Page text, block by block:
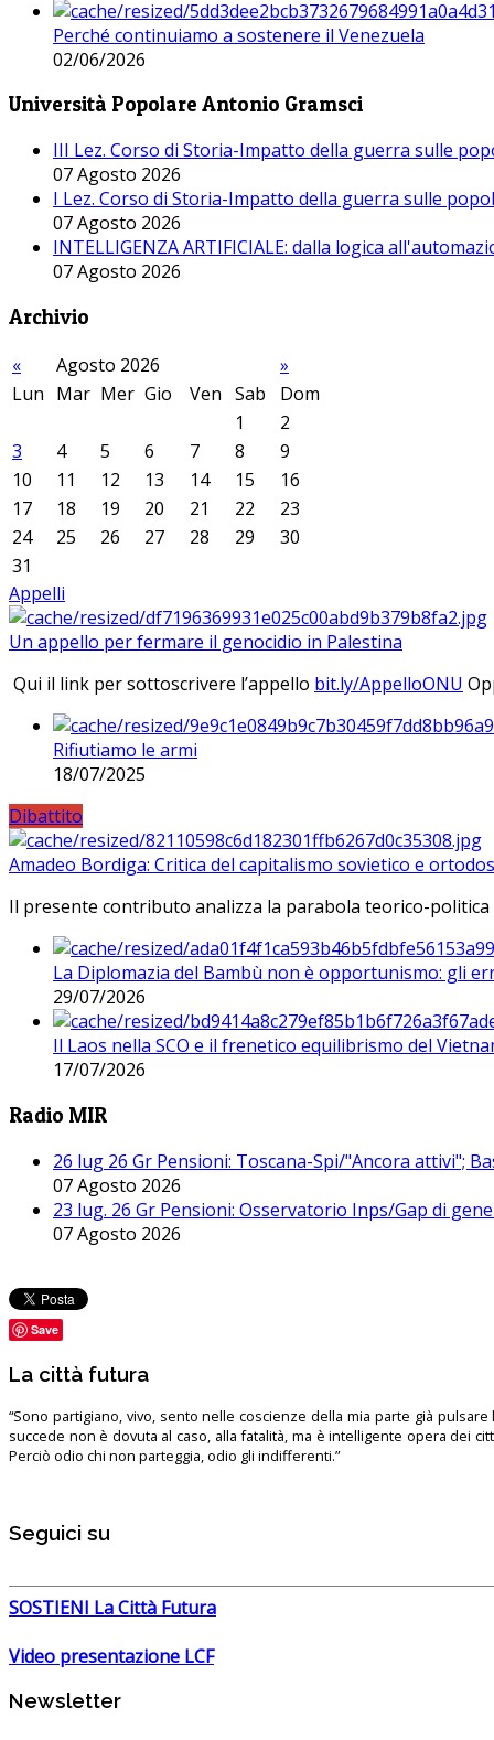
Perché continuiamo a sostenere il Venezuela
02/06/2026
Università Popolare Antonio Gramsci
III Lez. Corso di Storia-Impatto della guerra sulle
07 Agosto 2026
I Lez. Corso di Storia-Impatto della guerra sulle
07 Agosto 2026
INTELLIGENZA ARTIFICIALE: dalla logica
07 Agosto 2026
Archivio
« Agosto 2026
»
Lun Mar Mer Gio Ven Sab
Dom
1
2
3
4 5 6 7 8
9
10
11 12 13 14 15
16
17
18 19 20 21 22
23
24
25 26 27 28 29
30
31
Appelli
Un appello per fermare il genocidio in Palestina
Qui il link per sottoscrivere l’appello bit.ly/AppelloONU
Rifiutiamo le armi
18/07/2025
Dibattito
Amadeo Bordiga: Critica del capitalismo sovietico e
Il presente contributo analizza la parabola teorico-
La Diplomazia del Bambù non è opportunismo: gli
29/07/2026
Il Laos nella SCO e il frenetico equilibrismo del
17/07/2026
Radio MIR
26 lug 26 Gr Pensioni: Toscana-Spi/"Ancora attivi";
07 Agosto 2026
23 lug. 26 Gr Pensioni: Osservatorio Inps/Gap di
07 Agosto 2026
Save
La città futura
“Sono partigiano, vivo, sento nelle coscienze della mia parte già pulsare
succede non è dovuta al caso, alla fatalità, ma è intelligente opera dei
Perciò odio chi non parteggia, odio gli indifferenti.”
Seguici su
SOSTIENI La Città Futura
Video presentazione LCF
Newsletter